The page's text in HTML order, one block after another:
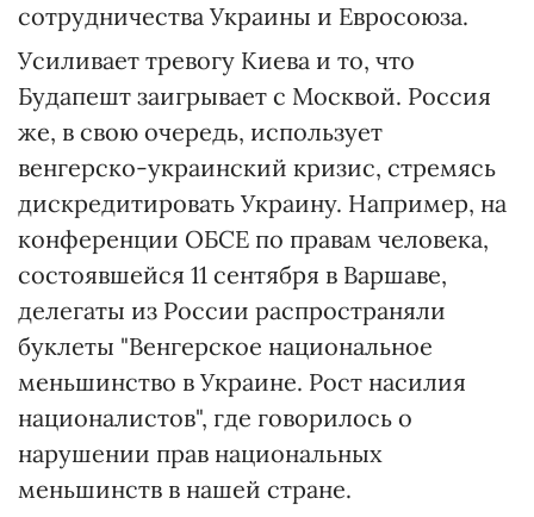
сотрудничества Украины и Евросоюза.
Усиливает тревогу Киева и то, что
Будапешт заигрывает с Москвой. Россия
же, в свою очередь, использует
венгерско-украинский кризис, стремясь
дискредитировать Украину. Например, на
конференции ОБСЕ по правам человека,
состоявшейся 11 сентября в Варшаве,
делегаты из России распространяли
буклеты "Венгерское национальное
меньшинство в Украине. Рост насилия
националистов", где говорилось о
нарушении прав национальных
меньшинств в нашей стране.